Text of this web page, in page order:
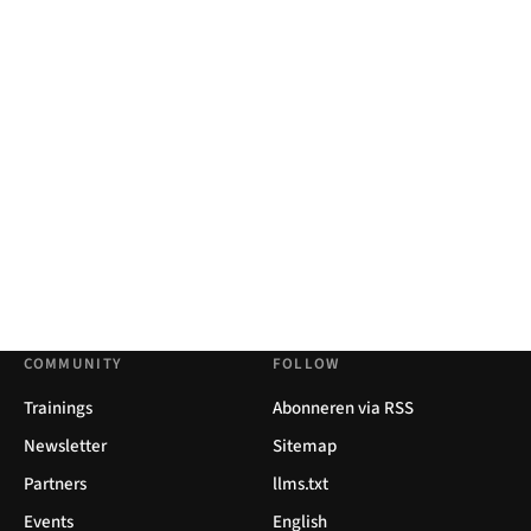
COMMUNITY
Trainings
Newsletter
Partners
Events
FOLLOW
Abonneren via RSS
Sitemap
llms.txt
English